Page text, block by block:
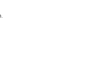
(Moulins à vent, Denia),
architectural (Denia
(à moins de 5
(à moins de 10